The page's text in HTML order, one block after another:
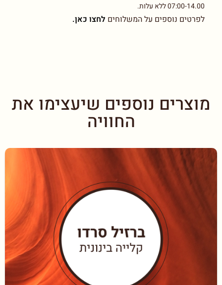
07:00-14.00 ללא עלות.
לפרטים נוספים על המשלוחים לחצו כאן.
מוצרים נוספים שיעצימו את
החוויה